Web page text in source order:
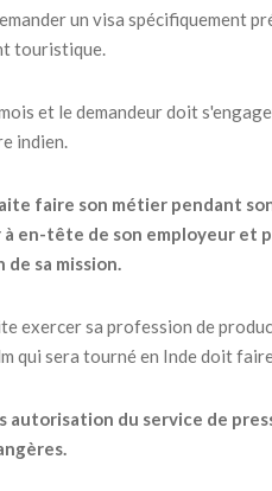
un visa spécifiquement
touristique.
et le demandeur doit
indien.
faire son métier pendant
à en-tête de son employeur et
sa mission.
exercer sa profession de
qui sera tourné en Inde doit
autorisation du service de